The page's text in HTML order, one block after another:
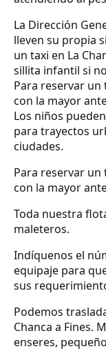
La Dirección
lleven su propia
un taxi en La
sillita infantil si
Para reservar
con la mayor
Los niños
para trayectos
ciudades.
Para reservar
con la mayor
Toda nuestra
maleteros.
Indíquenos el
equipaje para
sus
Podemos
Chanca a Fines.
enseres,